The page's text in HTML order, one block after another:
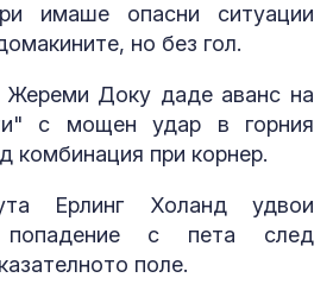
имаше опасни ситуации
но без гол.
Доку даде аванс на
с мощен удар в горния
комбинация при корнер.
Ерлинг Холанд удвои
с пета след
поле.